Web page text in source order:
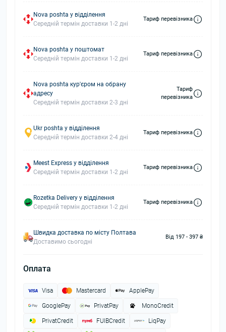
Nova poshta у відділення
Середній термін доставки 1-2 дні
Тариф перевізника
Nova poshta у поштомат
Середній термін доставки 1-2 дні
Тариф перевізника
Nova poshta кур'єром на обрану
адресу
Середній термін доставки 2-3 дні
Тариф
перевізника
Ukr poshta у відділення
Середній термін доставки 2-4 дні
Тариф перевізника
Meest Express у відділення
Середній термін доставки 1-2 дні
Тариф перевізника
Rozetka Delivery у відділення
Середній термін доставки 1-2 дні
Тариф перевізника
Швидка доставка по місту Полтава
Доставимо сьогодні
Від 197 - 397 ₴
Оплата
Visa Mastercard ApplePay
GooglePay PrivatPay MonoCredit
PrivatCredit FUIBCredit LiqPay